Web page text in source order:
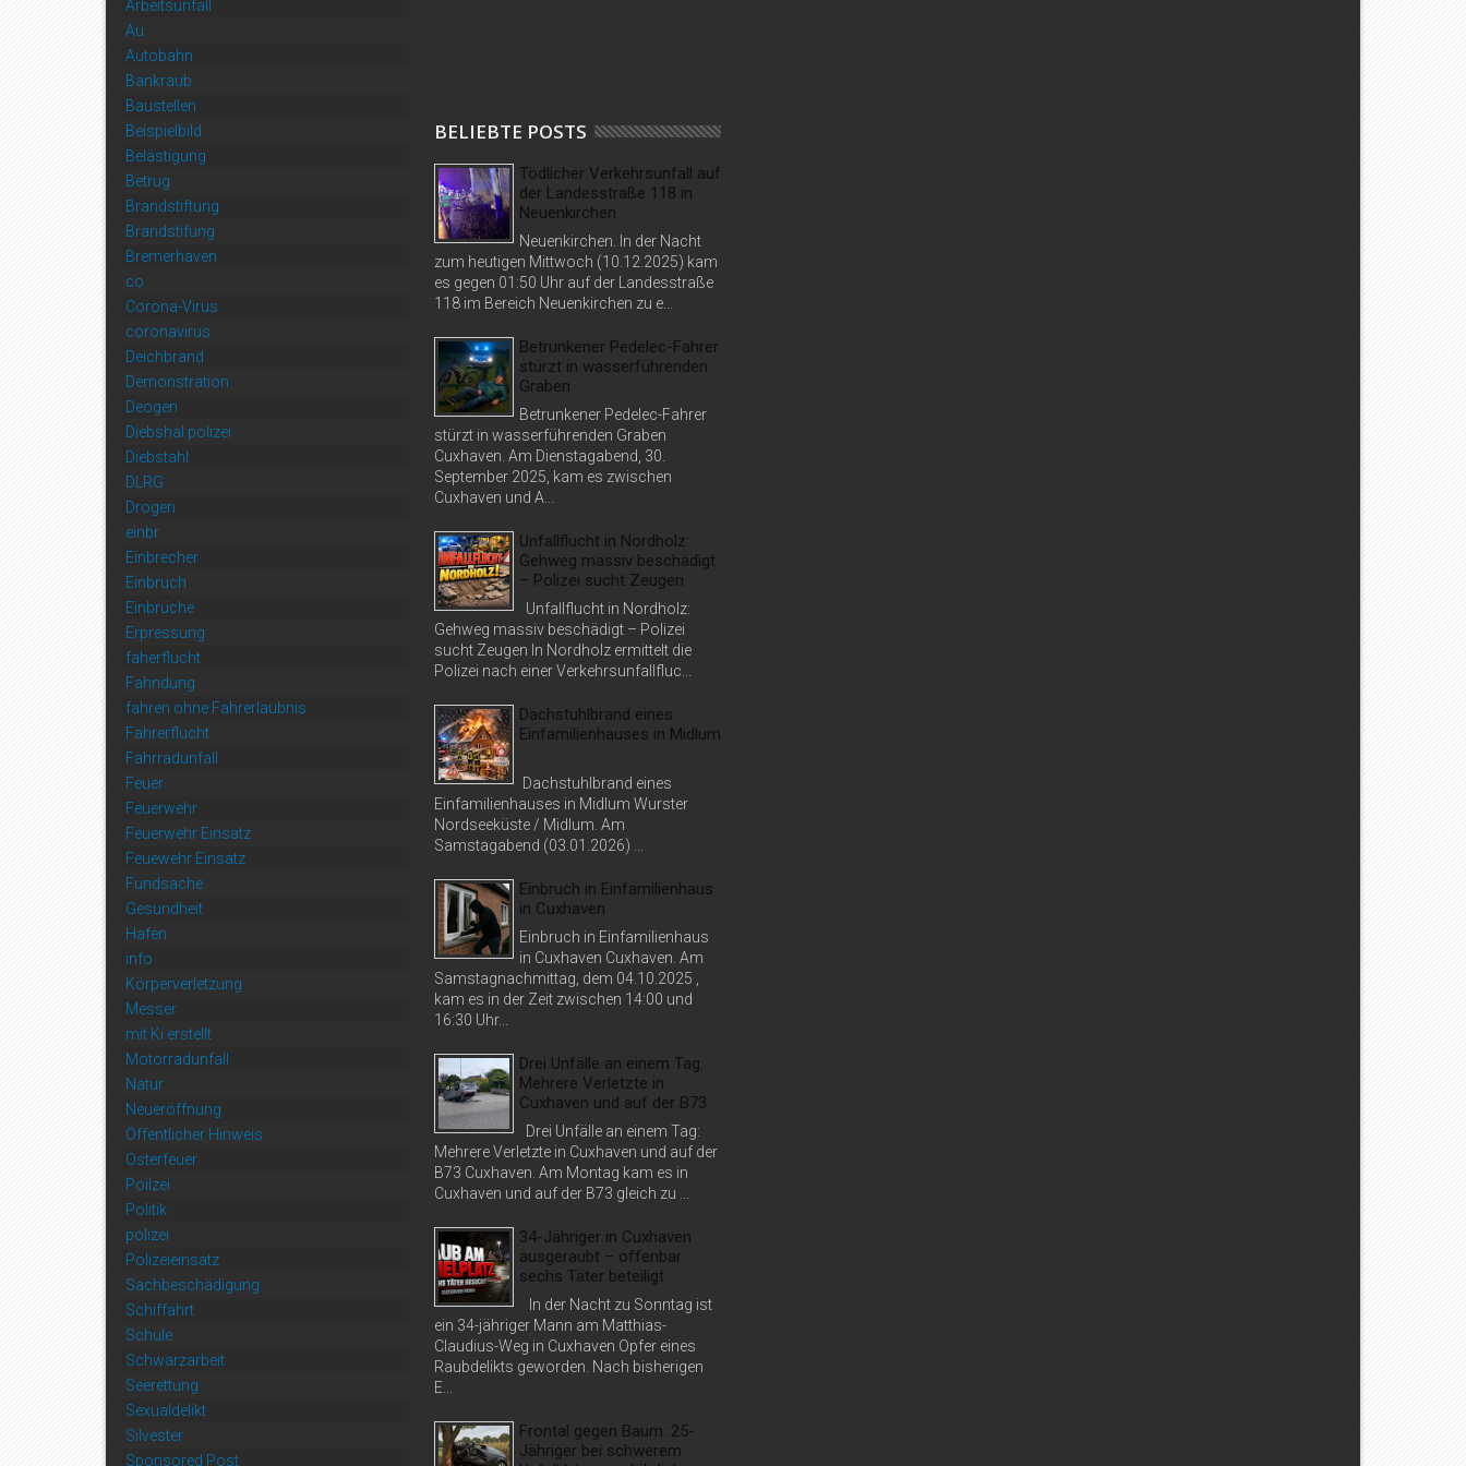
Arbeitsunfall
Au
Autobahn
Bankraub
Baustellen
Beispielbild
Belästigung
Betrug
Brandstiftung
Brandstifung
Bremerhaven
co
Corona-Virus
coronavirus
Deichbrand
Demonstration
Deogen
Diebshal polizei
Diebstahl
DLRG
Drogen
einbr
Einbrecher
Einbruch
Einbrüche
Erpressung
faherflucht
Fahndung
fahren ohne Fahrerlaubnis
Fahrerflucht
Fahrradunfall
Feuer
Feuerwehr
Feuerwehr Einsatz
Feuewehr Einsatz
Fundsache
Gesundheit
Hafen
info
Körperverletzung
Messer
mit Ki erstellt
Motorradunfall
Natur
Neueröffnung
Öffentlicher Hinweis
Osterfeuer
Poilzei
Politik
polizei
Polizeieinsatz
Sachbeschädigung
Schiffahrt
Schule
Schwarzarbeit
Seerettung
Sexualdelikt
Silvester
Sponsored Post
BELIEBTE POSTS
Tödlicher Verkehrsunfall auf
der Landesstraße 118 in
Neuenkirchen
Neuenkirchen. In der Nacht
zum heutigen Mittwoch (10.12.2025) kam
es gegen 01:50 Uhr auf der Landesstraße
118 im Bereich Neuenkirchen zu e...
Betrunkener Pedelec-Fahrer
stürzt in wasserführenden
Graben
Betrunkener Pedelec-Fahrer
stürzt in wasserführenden Graben
Cuxhaven. Am Dienstagabend, 30.
September 2025, kam es zwischen
Cuxhaven und A...
Unfallflucht in Nordholz:
Gehweg massiv beschädigt
– Polizei sucht Zeugen
Unfallflucht in Nordholz:
Gehweg massiv beschädigt – Polizei
sucht Zeugen In Nordholz ermittelt die
Polizei nach einer Verkehrsunfallfluc...
Dachstuhlbrand eines
Einfamilienhauses in Midlum
Dachstuhlbrand eines
Einfamilienhauses in Midlum Wurster
Nordseeküste / Midlum. Am
Samstagabend (03.01.2026) ...
Einbruch in Einfamilienhaus
in Cuxhaven
Einbruch in Einfamilienhaus
in Cuxhaven Cuxhaven. Am
Samstagnachmittag, dem 04.10.2025 ,
kam es in der Zeit zwischen 14:00 und
16:30 Uhr...
Drei Unfälle an einem Tag:
Mehrere Verletzte in
Cuxhaven und auf der B73
Drei Unfälle an einem Tag:
Mehrere Verletzte in Cuxhaven und auf der
B73 Cuxhaven. Am Montag kam es in
Cuxhaven und auf der B73 gleich zu ...
34-Jähriger in Cuxhaven
ausgeraubt – offenbar
sechs Täter beteiligt
In der Nacht zu Sonntag ist
ein 34-jähriger Mann am Matthias-
Claudius-Weg in Cuxhaven Opfer eines
Raubdelikts geworden. Nach bisherigen
E...
Frontal gegen Baum: 25-
Jähriger bei schwerem